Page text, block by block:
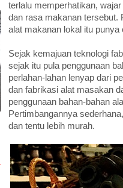
terlalu memperhatikan,
dan rasa makanan tersebut.
alat makanan lokal itu punya
Sejak kemajuan teknologi
sejak itu pula penggunaan
perlahan-lahan lenyap dari
dan fabrikasi alat masakan
penggunaan bahan-bahan
Pertimbangannya
dan tentu lebih murah.